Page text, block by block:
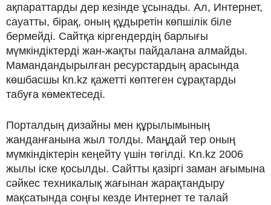
ақпараттарды дер кезінде ұсынады. Ал, Интернет,
сауатты, бірақ, оның құдыретін көпшілік біле
бермейді. Сайтқа кіргендердің барлығы
мүмкіндіктерді жан-жақты пайдалана алмайды.
Мамандандырылған ресурстардың арасында
көшбасшы kn.kz қажетті көптеген сұрақтарды
табуға көмектеседі.
Порталдың дизайны мен құрылымының
жанданғанына жыл толды. Маңдай тер оның
мүмкіндіктерін кеңейту үшін төгілді. Kn.kz 2006
жылы іске қосылды. Сайтты қазіргі заман ағымына
сәйкес техникалық жағынан жарақтандыру
мақсатында соңғы кезде Интернет те талай